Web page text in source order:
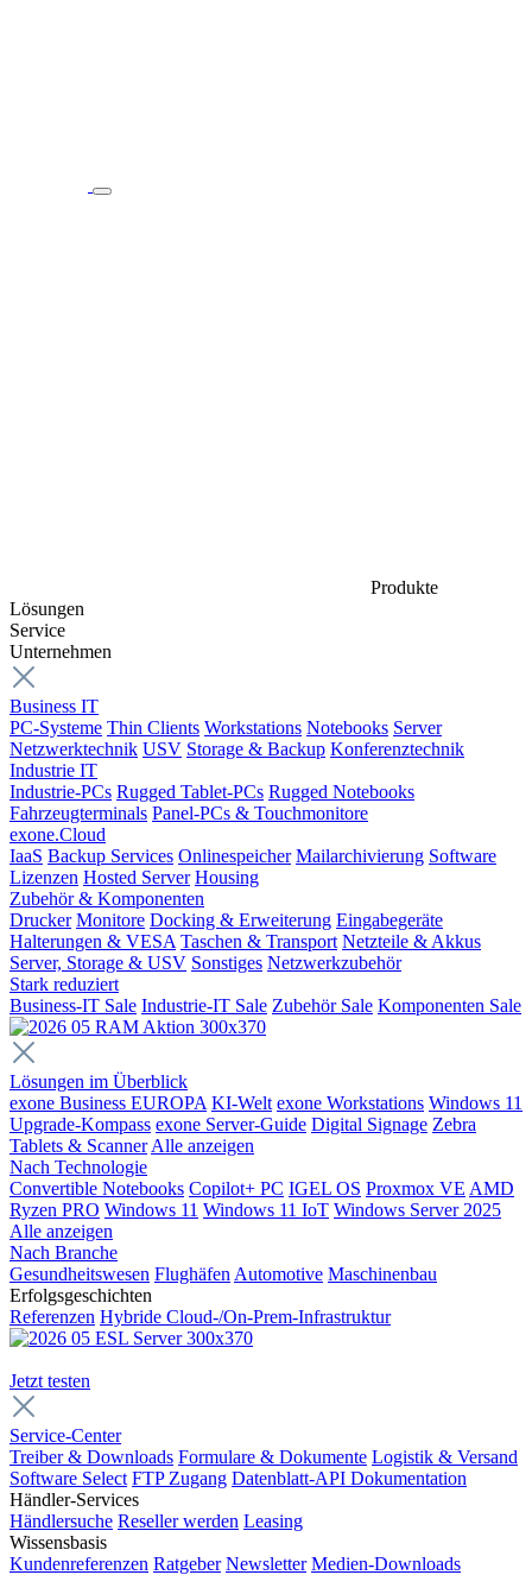
Produkte
Lösungen
Service
Unternehmen
Business IT
PC-Systeme Thin Clients Workstations Notebooks Server
Netzwerktechnik USV Storage & Backup Konferenztechnik
Industrie IT
Industrie-PCs Rugged Tablet-PCs Rugged Notebooks
Fahrzeugterminals Panel-PCs & Touchmonitore
exone.Cloud
IaaS Backup Services Onlinespeicher Mailarchivierung Software
Lizenzen Hosted Server Housing
Zubehör & Komponenten
Drucker Monitore Docking & Erweiterung Eingabegeräte
Halterungen & VESA Taschen & Transport Netzteile & Akkus
Server, Storage & USV Sonstiges Netzwerkzubehör
Stark reduziert
Business-IT Sale Industrie-IT Sale Zubehör Sale Komponenten Sale
Lösungen im Überblick
exone Business EUROPA KI-Welt exone Workstations Windows 11
Upgrade-Kompass exone Server-Guide Digital Signage Zebra
Tablets & Scanner Alle anzeigen
Nach Technologie
Convertible Notebooks Copilot+ PC IGEL OS Proxmox VE AMD
Ryzen PRO Windows 11 Windows 11 IoT Windows Server 2025
Alle anzeigen
Nach Branche
Gesundheitswesen Flughäfen Automotive Maschinenbau
Erfolgsgeschichten
Referenzen Hybride Cloud-/On-Prem-Infrastruktur
Jetzt testen
Service-Center
Treiber & Downloads Formulare & Dokumente Logistik & Versand
Software Select FTP Zugang Datenblatt-API Dokumentation
Händler-Services
Händlersuche Reseller werden Leasing
Wissensbasis
Kundenreferenzen Ratgeber Newsletter Medien-Downloads